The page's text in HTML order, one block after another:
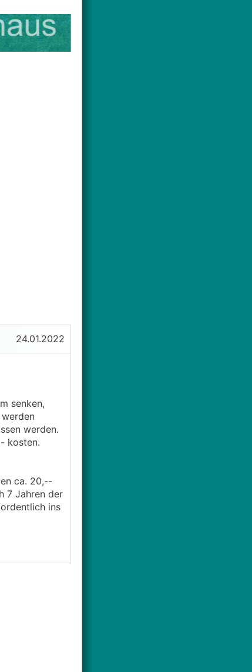
24.01.2022
senken,
werden.
kosten.
ca. 20,--
7 Jahren der
ins